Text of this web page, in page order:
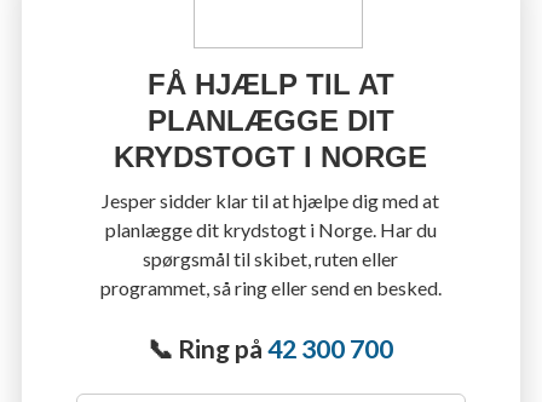
FÅ HJÆLP TIL AT
PLANLÆGGE DIT
KRYDSTOGT I NORGE
Jesper sidder klar til at hjælpe dig med at
planlægge dit krydstogt i Norge. Har du
spørgsmål til skibet, ruten eller
programmet, så ring eller send en besked.
📞 Ring på42 300 700